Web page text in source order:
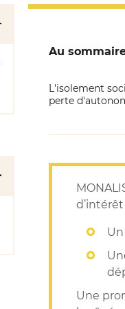
Au
L'isolement
perte
Une